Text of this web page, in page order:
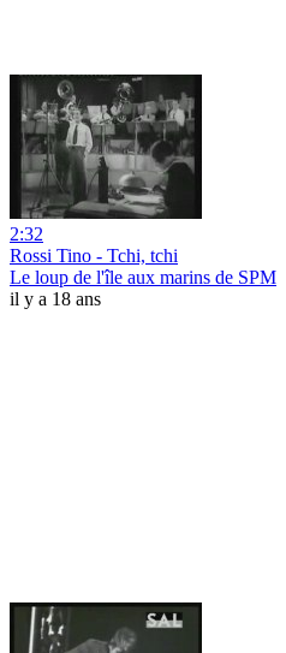
2:32
Rossi Tino - Tchi, tchi
Le loup de l'île aux marins de SPM
il y a 18 ans